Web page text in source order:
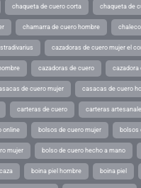
chaqueta de cuero corta chaqueta de
chamarra de cuero hombre
cazadoras de cuero mujer el
cazadoras de cuero cazadora
de cuero mujer casacas de cuero
carteras de cuero carteras
online bolsos de cuero mujer bolsos
mujer bolso de cuero hecho a mano
boina piel hombre boina piel